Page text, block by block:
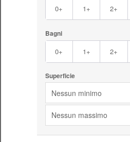
0+ 1+ 2+
Bagni
0+ 1+ 2+
Superficie
Nessun minimo
Nessun massimo